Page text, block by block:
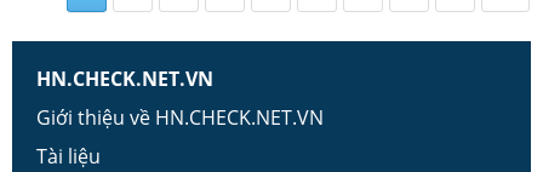
HN.CHECK.NET.VN
Giới thiệu về HN.CHECK.NET.VN
Tài liệu